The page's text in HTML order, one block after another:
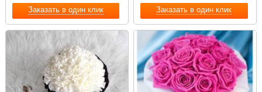
Заказать в один клик Заказать в один клик